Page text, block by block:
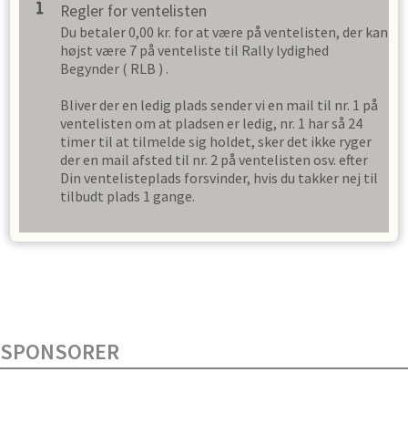
Regler for ventelisten
Du betaler0,00 kr. for at være på ventelisten, der kan
højst være 7 på venteliste til Rally lydighed
Begynder ( RLB ) .
Bliver der en ledig plads sender vi en mail til nr. 1 på
ventelisten om at pladsen er ledig, nr. 1 har så 24
timer til at tilmelde sig holdet, sker det ikke ryger
der en mail afsted til nr. 2 på ventelisten osv. efter
Din ventelisteplads forsvinder, hvis du takker nej til
tilbudt plads 1 gange.
SPONSORER